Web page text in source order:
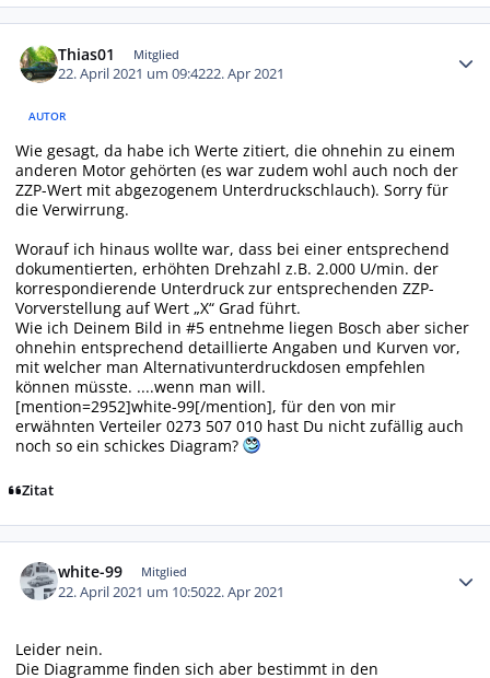
Thias01 Mitglied
22. April 2021 um 09:4222. Apr 2021
AUTOR
Wie gesagt, da habe ich Werte zitiert, die ohnehin zu einem
anderen Motor gehörten (es war zudem wohl auch noch der
ZZP-Wert mit abgezogenem Unterdruckschlauch). Sorry für
die Verwirrung.
Worauf ich hinaus wollte war, dass bei einer entsprechend
dokumentierten, erhöhten Drehzahl z.B. 2.000 U/min. der
korrespondierende Unterdruck zur entsprechenden ZZP-
Vorverstellung auf Wert „X“ Grad führt.
Wie ich Deinem Bild in #5 entnehme liegen Bosch aber sicher
ohnehin entsprechend detaillierte Angaben und Kurven vor,
mit welcher man Alternativunterdruckdosen empfehlen
können müsste. ....wenn man will.
[mention=2952]white-99[/mention], für den von mir
erwähnten Verteiler 0273 507 010 hast Du nicht zufällig auch
noch so ein schickes Diagram?
Zitat
white-99 Mitglied
22. April 2021 um 10:5022. Apr 2021
Leider nein.
Die Diagramme finden sich aber bestimmt in den